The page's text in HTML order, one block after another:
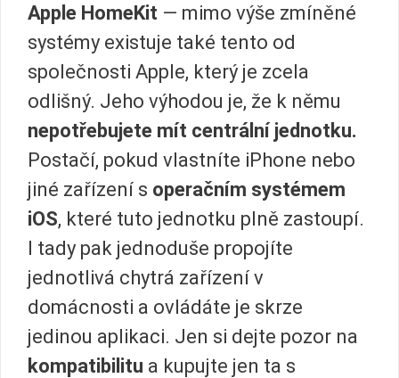
Apple HomeKit — mimo výše zmíněné
systémy existuje také tento od
společnosti Apple, který je zcela
odlišný. Jeho výhodou je, že k němu
nepotřebujete mít centrální jednotku.
Postačí, pokud vlastníte iPhone nebo
jiné zařízení s operačním systémem
iOS, které tuto jednotku plně zastoupí.
I tady pak jednoduše propojíte
jednotlivá chytrá zařízení v
domácnosti a ovládáte je skrze
jedinou aplikaci. Jen si dejte pozor na
kompatibilitu a kupujte jen ta s